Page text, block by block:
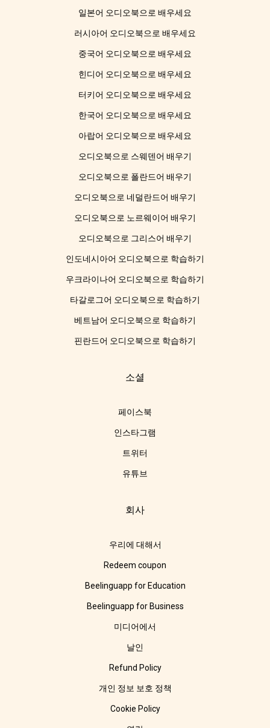
일본어 오디오북으로 배우세요
러시아어 오디오북으로 배우세요
중국어 오디오북으로 배우세요
힌디어 오디오북으로 배우세요
터키어 오디오북으로 배우세요
한국어 오디오북으로 배우세요
아랍어 오디오북으로 배우세요
오디오북으로 스웨덴어 배우기
오디오북으로 폴란드어 배우기
오디오북으로 네덜란드어 배우기
오디오북으로 노르웨이어 배우기
오디오북으로 그리스어 배우기
인도네시아어 오디오북으로 학습하기
우크라이나어 오디오북으로 학습하기
타갈로그어 오디오북으로 학습하기
베트남어 오디오북으로 학습하기
핀란드어 오디오북으로 학습하기
소셜
페이스북
인스타그램
트위터
유튜브
회사
우리에 대해서
Redeem coupon
Beelinguapp for Education
Beelinguapp for Business
미디어에서
날인
Refund Policy
개인 정보 보호 정책
Cookie Policy